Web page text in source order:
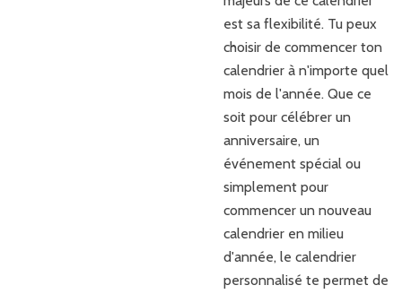
est sa flexibilité. Tu peux
choisir de commencer ton
calendrier à n'importe quel
mois de l'année. Que ce
soit pour célébrer un
anniversaire, un
événement spécial ou
simplement pour
commencer un nouveau
calendrier en milieu
d'année, le calendrier
personnalisé te permet de